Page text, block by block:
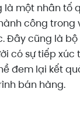
là một nhân tố
công trong
Đây cũng là
có sự tiếp xúc
đem lại kết
bán hàng.